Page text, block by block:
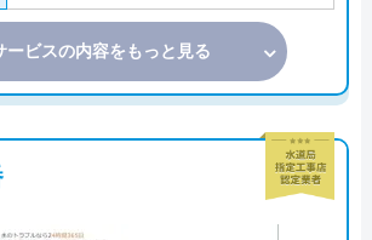
ービスの内容をもっと見る